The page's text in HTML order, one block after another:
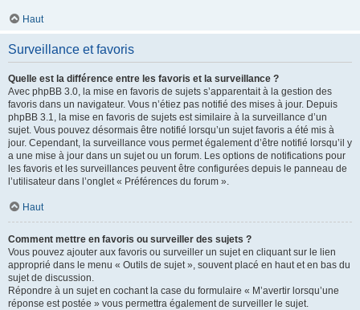
Haut
Surveillance et favoris
Quelle est la différence entre les favoris et la surveillance ?
Avec phpBB 3.0, la mise en favoris de sujets s’apparentait à la gestion des
favoris dans un navigateur. Vous n’étiez pas notifié des mises à jour. Depuis
phpBB 3.1, la mise en favoris de sujets est similaire à la surveillance d’un
sujet. Vous pouvez désormais être notifié lorsqu’un sujet favoris a été mis à
jour. Cependant, la surveillance vous permet également d’être notifié lorsqu’il y
a une mise à jour dans un sujet ou un forum. Les options de notifications pour
les favoris et les surveillances peuvent être configurées depuis le panneau de
l’utilisateur dans l’onglet « Préférences du forum ».
Haut
Comment mettre en favoris ou surveiller des sujets ?
Vous pouvez ajouter aux favoris ou surveiller un sujet en cliquant sur le lien
approprié dans le menu « Outils de sujet », souvent placé en haut et en bas du
sujet de discussion.
Répondre à un sujet en cochant la case du formulaire « M’avertir lorsqu’une
réponse est postée » vous permettra également de surveiller le sujet.